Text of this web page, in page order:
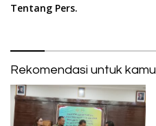
Tentang Pers.
Rekomendasi untuk kamu